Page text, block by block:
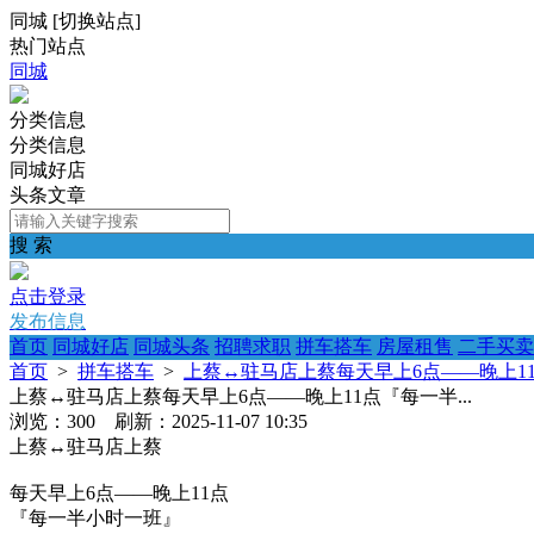
同城 [切换站点]
热门站点
同城
分类信息
分类信息
同城好店
头条文章
搜 索
点击登录
发布信息
首页 同城好店 同城头条 招聘求职 拼车搭车 房屋租售 二手买卖
首页 > 拼车搭车 >
上蔡↔️驻马店上蔡每天早上6点——晚上
上蔡↔️驻马店上蔡每天早上6点——晚上11点『每一半...
浏览：300 刷新：2025-11-07 10:35
上蔡↔️驻马店上蔡
每天早上6点——晚上11点
『每一半小时一班』